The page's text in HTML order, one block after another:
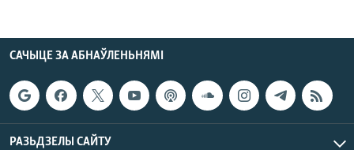
САЧЫЦЕ ЗА АБНАЎЛЕНЬНЯМІ
РАЗЬДЗЕЛЫ САЙТУ